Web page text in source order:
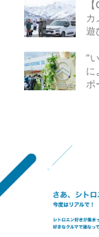
カ
遊
“
に
ポ